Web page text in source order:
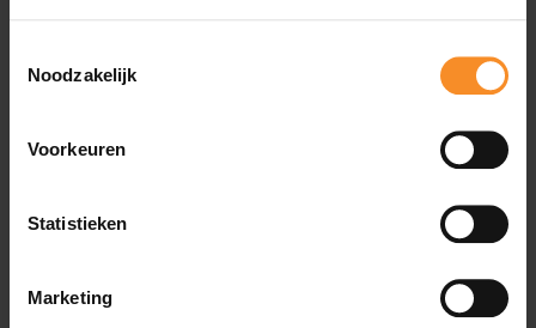
Noodzakelijk
Voorkeuren
Statistieken
Marketing
je voeten om je stappen te verbeteren, maar ze duwen je
voeten niet in actief in een andere positie en zijn dus voor
Gewicht |327,7g